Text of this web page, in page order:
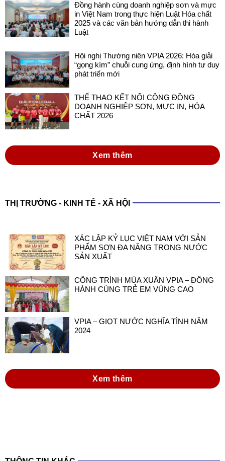
Đồng hành cùng doanh nghiệp sơn và mực
in Việt Nam trong thực hiện Luật Hóa chất
2025 và các văn bản hướng dẫn thi hành
Luật
Hội nghị Thường niên VPIA 2026: Hóa giải
“gọng kìm” chuỗi cung ứng, định hình tư duy
phát triển mới
THỂ THAO KẾT NỐI CỘNG ĐỒNG
DOANH NGHIỆP SƠN, MỰC IN, HÓA
CHẤT 2026
Xem thêm
THỊ TRƯỜNG - KINH TẾ - XÃ HỘI
XÁC LẬP KỶ LỤC VIỆT NAM VỚI SẢN
PHẨM SƠN ĐA NĂNG TRONG NƯỚC
SẢN XUẤT
CÔNG TRÌNH MÙA XUÂN VPIA – ĐỒNG
HÀNH CÙNG TRẺ EM VÙNG CAO
VPIA – GIỌT NƯỚC NGHĨA TÌNH NĂM
2024
Xem thêm